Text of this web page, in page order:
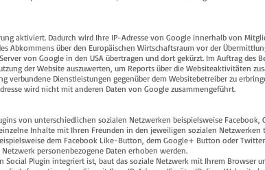
aktiviert. Dadurch wird Ihre IP-Adresse von Google innerhalb von
Abkommens über den Europäischen Wirtschaftsraum vor der
von Google in den USA übertragen und dort gekürzt. Im Auftrag des
der Website auszuwerten, um Reports über die Websiteaktivitäten
verbundene Dienstleistungen gegenüber dem Websitebetreiber zu
wird nicht mit anderen Daten von Google zusammengeführt.
von unterschiedlichen sozialen Netzwerken beispielsweise
Inhalte mit Ihren Freunden in den jeweiligen sozialen Netzwerken
dem Facebook Like-Button, dem Google+ Button oder
personenbezogene Daten erhoben werden.
Plugin integriert ist, baut das soziale Netzwerk mit Ihrem Browser